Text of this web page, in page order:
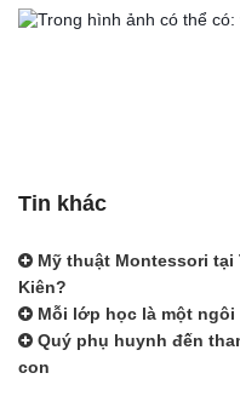
Tin khác
Mỹ thuật Montessori tại
Kiên?
Mỗi lớp học là một ngôi
Quý phụ huynh đến
con